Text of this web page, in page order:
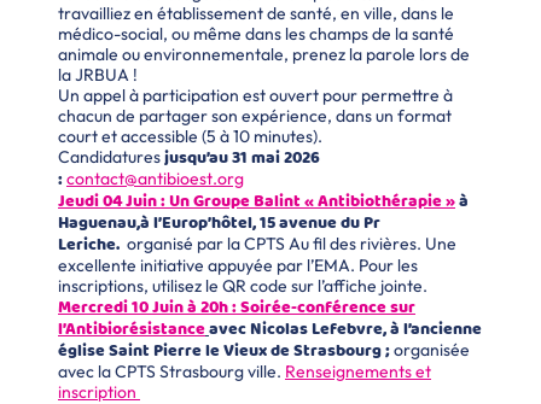
travailliez en établissement de santé, en ville, dans le
médico-social, ou même dans les champs de la santé
animale ou environnementale, prenez la parole lors de
la JRBUA !
Un appel à participation est ouvert pour permettre à
chacun de partager son expérience, dans un format
court et accessible (5 à 10 minutes).
Candidaturesjusqu’au 31 mai 2026
:contact@antibioest.org
Jeudi 04 Juin : Un Groupe Balint « Antibiothérapie »à
Haguenau,à l’Europ’hôtel, 15 avenue du Pr
Leriche. organisé par la CPTS Au fil des rivières. Une
excellente initiative appuyée par l’EMA. Pour les
inscriptions, utilisez le QR code sur l’affiche jointe.
Mercredi 10 Juin à 20h : Soirée-conférence sur
l’Antibiorésistanceavec Nicolas Lefebvre, à l’ancienne
église Saint Pierre le Vieux de Strasbourg ;organisée
avec la CPTS Strasbourg ville. Renseignements et
inscription